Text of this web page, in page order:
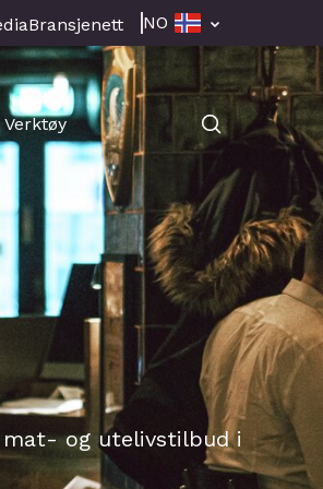
Bransjenett NO
Verktøy
mat- og utelivstilbud i